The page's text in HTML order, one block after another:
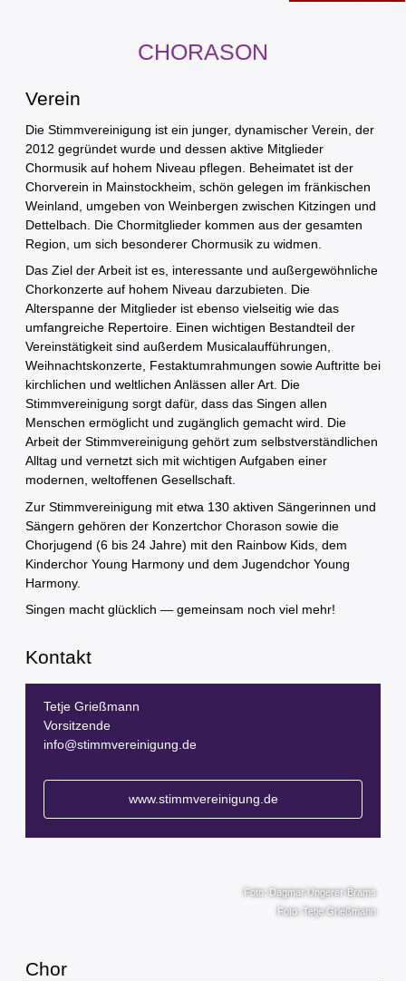
CHORASON
Verein
Die Stimmvereinigung ist ein junger, dynamischer Verein, der
2012 gegründet wurde und dessen aktive Mitglieder
Chormusik auf hohem Niveau pflegen. Beheimatet ist der
Chorverein in Mainstockheim, schön gelegen im fränkischen
Weinland, umgeben von Weinbergen zwischen Kitzingen und
Dettelbach. Die Chormitglieder kommen aus der gesamten
Region, um sich besonderer Chormusik zu widmen.
Das Ziel der Arbeit ist es, interessante und außergewöhnliche
Chorkonzerte auf hohem Niveau darzubieten. Die
Alterspanne der Mitglieder ist ebenso vielseitig wie das
umfangreiche Repertoire. Einen wichtigen Bestandteil der
Vereinstätigkeit sind außerdem Musicalaufführungen,
Weihnachtskonzerte, Festaktumrahmungen sowie Auftritte bei
kirchlichen und weltlichen Anlässen aller Art. Die
Stimmvereinigung sorgt dafür, dass das Singen allen
Menschen ermöglicht und zugänglich gemacht wird. Die
Arbeit der Stimmvereinigung gehört zum selbstverständlichen
Alltag und vernetzt sich mit wichtigen Aufgaben einer
modernen, weltoffenen Gesellschaft.
Zur Stimmvereinigung mit etwa 130 aktiven Sängerinnen und
Sängern gehören der Konzertchor Chorason sowie die
Chorjugend (6 bis 24 Jahre) mit den Rainbow Kids, dem
Kinderchor Young Harmony und dem Jugendchor Young
Harmony.
Singen macht glücklich — gemeinsam noch viel mehr!
Kontakt
Tetje Grießmann
Vorsitzende
info@stimmvereinigung.de
www.stimmvereinigung.de
Foto: Dagmar Ungerer-Brams
Foto: Tetje Grießmann
Chor